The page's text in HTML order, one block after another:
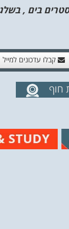
בים ,
קבלו עדכונים למייל
חוף